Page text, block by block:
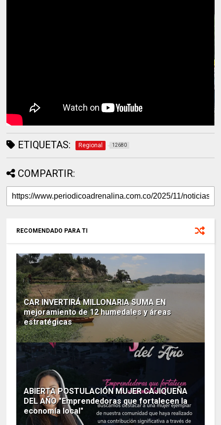
ETIQUETAS: Regional 12680
COMPARTIR:
RECOMENDADO PARA TI
CAR INVERTIRÁ MILLONARIA SUMA EN
mejoramiento de 12 humedales y áreas
estratégicas
ABIERTA POSTULACIÓN MUJER CAJIQUEÑA
DEL AÑO "Emprendedoras que fortalecen la
economía local"